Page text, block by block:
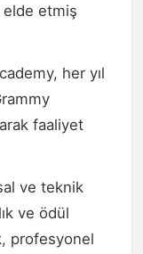
elde etmiş
her yıl
faaliyet
ve teknik
ve ödül
profesyonel